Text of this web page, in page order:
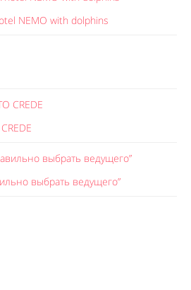
NEMO with dolphins
выбрать ведущего”